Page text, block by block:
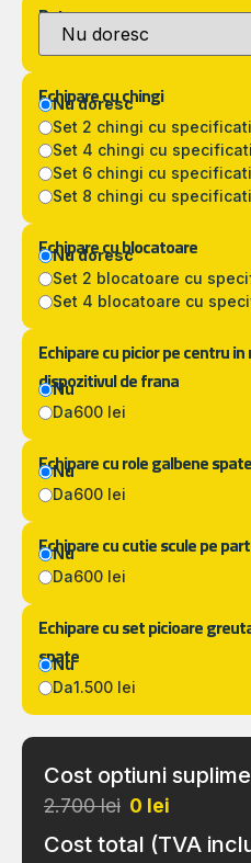
Detarare
Echipare cu chingi
Nu doresc
Set 2 chingi cu
Set 4 chingi cu
Set 6 chingi cu
Set 8 chingi cu
Echipare cu blocatoare
Nu doresc
Set 2 blocatoare cu
Set 4 blocatoare cu
Echipare cu picior pe centru
dispozitivul de frana
Nu
Da600 lei
Echipare cu role galbene
Nu
Da600 lei
Echipare cu cutie scule pe
Nu
Da600 lei
Echipare cu set picioare
spate
Nu
Da1.500 lei
Cost optiuni
2.700 lei 0 lei
Cost total (TVA